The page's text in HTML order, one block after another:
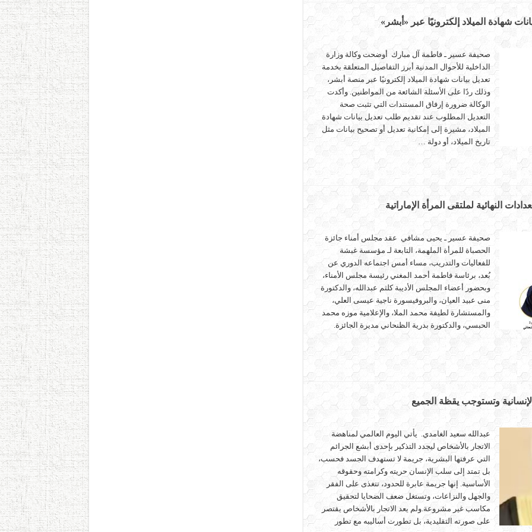
شهادة الميلاد إلكترونيًا عبر «أبشر»
صحيفة عسير ـ فاطمة آل مبارك أوضحت وكالة وزارة
الداخلية للأحوال المدنية أبرز التفاصيل المتعلقة بخدمة
تعديل بيانات شهادة الميلاد إلكترونيًا عبر منصة أبشر،
وذلك ردًا على الأسئلة الشائعة من المواطنين. وأكدت
الوكالة ضرورة إرفاق المستندات التي تثبت صحة
التعديل المطلوب عند تقديم طلب تعديل بيانات شهادة
الميلاد، مشيرة إلى إمكانية تعديل أو تصحيح بيانات مثل
تاريخ الميلاد، أو دولة …
النهائية لملتقى المرأة الإماراتية
صحيفة عسير ـ يحيى مشافي عقد مجلس أمناء جائزة
الحصباة للمرأة الملهمة، التابعة لـ مؤسسة غبشة
للفعاليات والتدريب، مساء أمس اجتماعه الدوري عن
بُعد، برئاسة فاطمة أحمد المغني رئيسة مجلس الأمناء،
وبحضور أعضاء المجلس الأديبة كلثم عبدالله، والدكتورة
منى عبيد العيان، والبروفيسورة ناجية عيسى العلي،
والمستشارة لطيفة محمد الملا، والإعلامية موزه محمد
الحبسي، والدكتورة بدرية الظنحاني مديرة الجائزة.
وتستوجب يقظة الجميع
عبدالله سعيد الغامدي. يأتي اليوم العالمي لمناهضة
الاتجار بالأشخاص ليجدد التذكير بإحدى أبشع الجرائم
التي عرفتها البشرية، جريمة لا تستهدف الجسد فحسب،
بل تمتد إلى سلب الإنسان حريته وكرامته وحقوقه
الأساسية. إنها جريمة عابرة للحدود، تتغذى على الفقر
والجهل والنزاعات، وتستغل ضعف الضحايا لتحقيق
مكاسب غير مشروعة.ولم يعد الاتجار بالأشخاص يقتصر
على صورته التقليدية، بل تطورت أساليبه مع تطور